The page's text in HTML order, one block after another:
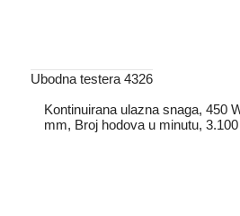
Ubodna testera 4326
Kontinuirana ulazna snaga, 450
mm, Broj hodova u minutu,